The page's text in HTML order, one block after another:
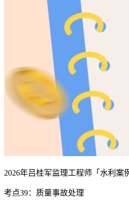
2026年吕桂军监理工程师「水利案
考点39：质量事故处理